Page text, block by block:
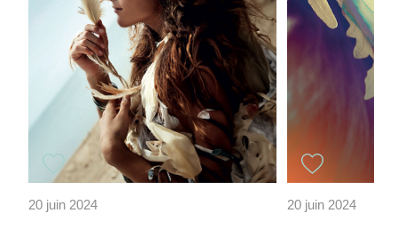
20 juin 2024 20 juin 2024